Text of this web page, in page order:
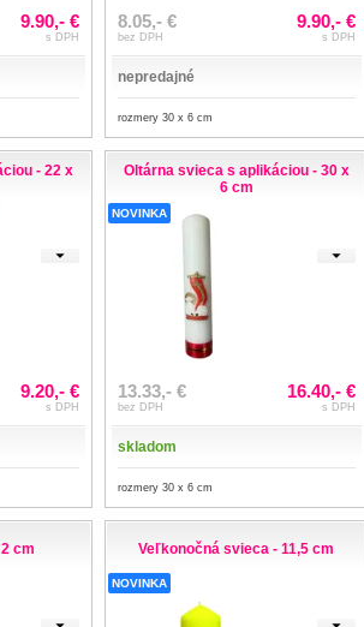
9.90,- €
s DPH
8.05,- €
bez DPH
9.90,- €
s DPH
nepredajné
rozmery 30 x 6 cm
- 22 x
9.20,- €
s DPH
Oltárna svieca s aplikáciou - 30 x
6 cm
NOVINKA
13.33,- €
bez DPH
16.40,- €
s DPH
skladom
rozmery 30 x 6 cm
cm Veľkonočná svieca - 11,5 cm
NOVINKA